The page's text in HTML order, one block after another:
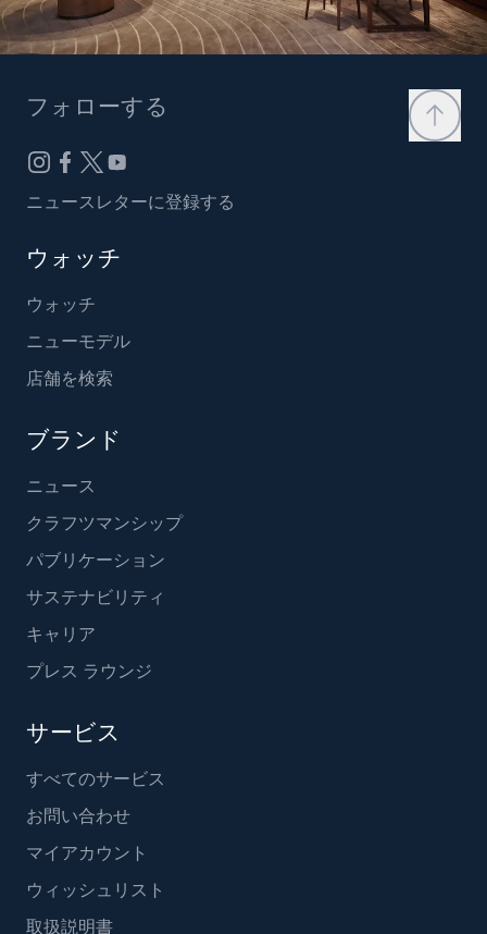
フォローする
ニュースレターに登録する
ウォッチ
ウォッチ
ニューモデル
店舗を検索
ブランド
ニュース
クラフツマンシップ
パブリケーション
サステナビリティ
キャリア
プレス ラウンジ
サービス
すべてのサービス
お問い合わせ
マイアカウント
ウィッシュリスト
取扱説明書